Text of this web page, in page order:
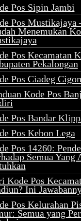
Pos Sipin Jambi
Pos Mustikajaya
Menemukan
Pos Kecamatan
Pekalongan
Pos Ciadeg
Kode Pos
Pos Bandar
Pos Kebon Lega
Pos 14260:
Semua Yang
Kode Pos
Ini
Pos Kelurahan
Semua yang